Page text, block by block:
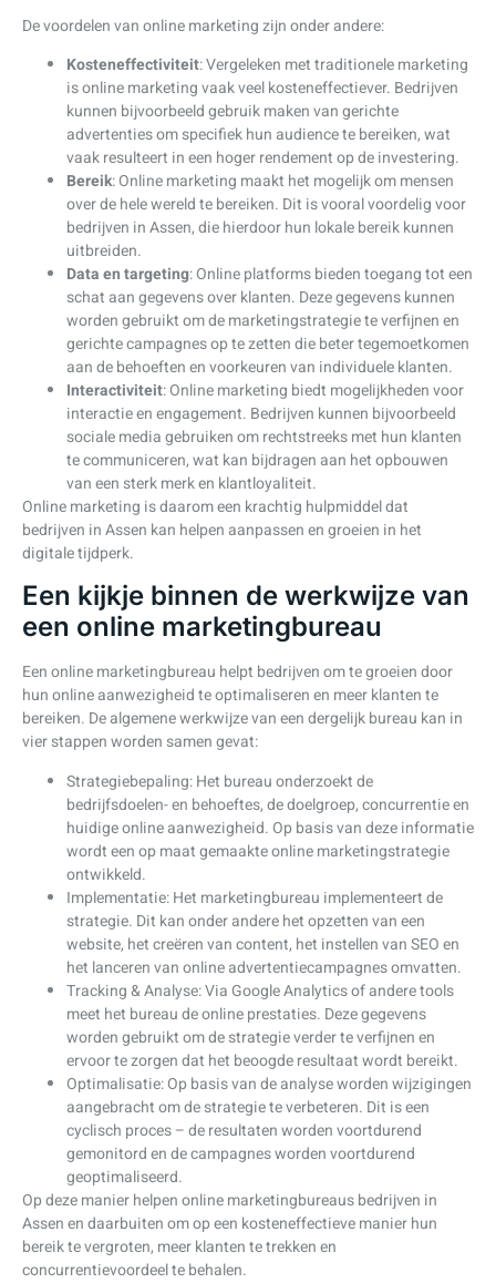
De voordelen van online marketing zijn onder andere:
Kosteneffectiviteit: Vergeleken met traditionele marketing
is online marketing vaak veel kosteneffectiever. Bedrijven
kunnen bijvoorbeeld gebruik maken van gerichte
advertenties om specifiek hun audience te bereiken, wat
vaak resulteert in een hoger rendement op de investering.
Bereik: Online marketing maakt het mogelijk om mensen
over de hele wereld te bereiken. Dit is vooral voordelig voor
bedrijven in Assen, die hierdoor hun lokale bereik kunnen
uitbreiden.
Data en targeting: Online platforms bieden toegang tot een
schat aan gegevens over klanten. Deze gegevens kunnen
worden gebruikt om de marketingstrategie te verfijnen en
gerichte campagnes op te zetten die beter tegemoetkomen
aan de behoeften en voorkeuren van individuele klanten.
Interactiviteit: Online marketing biedt mogelijkheden voor
interactie en engagement. Bedrijven kunnen bijvoorbeeld
sociale media gebruiken om rechtstreeks met hun klanten
te communiceren, wat kan bijdragen aan het opbouwen
van een sterk merk en klantloyaliteit.
Online marketing is daarom een krachtig hulpmiddel dat
bedrijven in Assen kan helpen aanpassen en groeien in het
digitale tijdperk.
Een kijkje binnen de werkwijze van
een online marketingbureau
Een online marketingbureau helpt bedrijven om te groeien door
hun online aanwezigheid te optimaliseren en meer klanten te
bereiken. De algemene werkwijze van een dergelijk bureau kan in
vier stappen worden samen gevat:
Strategiebepaling: Het bureau onderzoekt de
bedrijfsdoelen- en behoeftes, de doelgroep, concurrentie en
huidige online aanwezigheid. Op basis van deze informatie
wordt een op maat gemaakte online marketingstrategie
ontwikkeld.
Implementatie: Het marketingbureau implementeert de
strategie. Dit kan onder andere het opzetten van een
website, het creëren van content, het instellen van SEO en
het lanceren van online advertentiecampagnes omvatten.
Tracking & Analyse: Via Google Analytics of andere tools
meet het bureau de online prestaties. Deze gegevens
worden gebruikt om de strategie verder te verfijnen en
ervoor te zorgen dat het beoogde resultaat wordt bereikt.
Optimalisatie: Op basis van de analyse worden wijzigingen
aangebracht om de strategie te verbeteren. Dit is een
cyclisch proces – de resultaten worden voortdurend
gemonitord en de campagnes worden voortdurend
geoptimaliseerd.
Op deze manier helpen online marketingbureaus bedrijven in
Assen en daarbuiten om op een kosteneffectieve manier hun
bereik te vergroten, meer klanten te trekken en
concurrentievoordeel te behalen.